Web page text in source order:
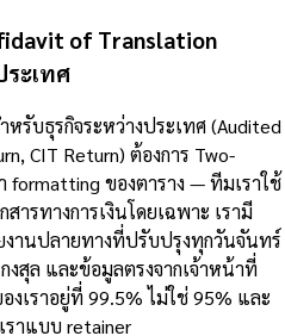
of Translation
ระเทศ
รับธุรกิจระหว่างประเทศ (Audited
CIT Return) ต้องการ Two-
formatting ของตาราง — ทีมเราใช้
ารทางการเงินโดยเฉพาะ เรามี
านปลายทางที่ปรับปรุงทุกวันจันทร์
งสุล และข้อมูลตรงจากเจ้าหน้าที่
งเราอยู่ที่ 99.5% ไม่ใช่ 95% และ
ราแบบ retainer